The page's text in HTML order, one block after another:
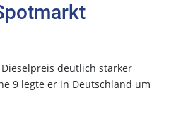
deutlich stärker
9 legte er in Deutschland um